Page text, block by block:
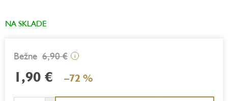
NA SKLADE
6,90 € i
1,90 € –72 %